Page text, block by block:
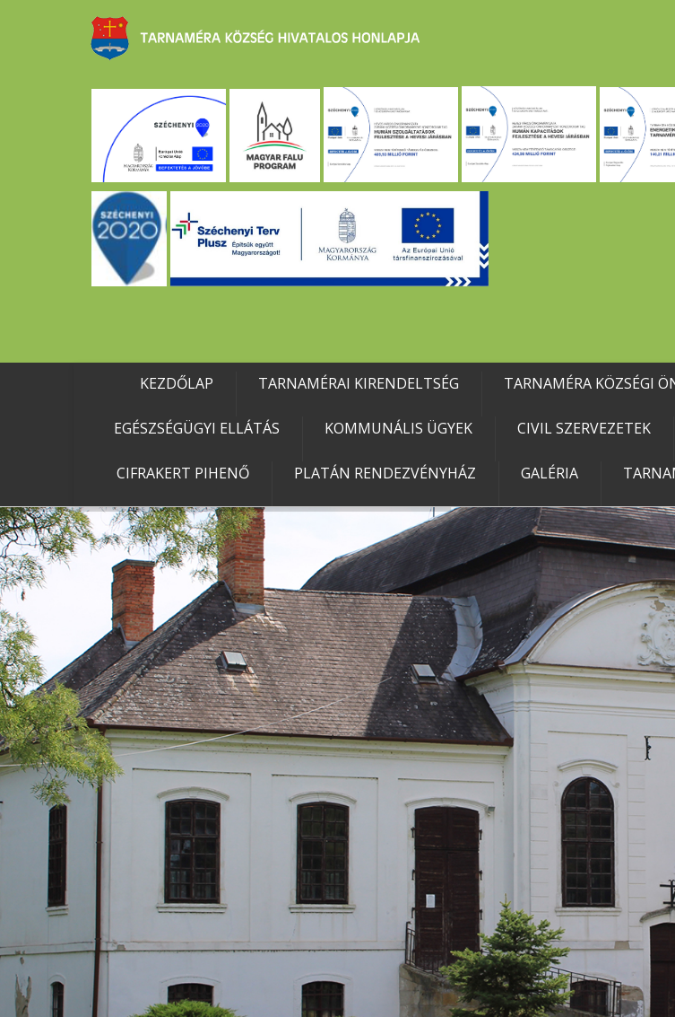
KEZDŐLAP TARNAMÉRAI KIRENDELTSÉG TARNAMÉRA KÖZSÉGI
EGÉSZSÉGÜGYI ELLÁTÁS KOMMUNÁLIS ÜGYEK CIVIL SZERVEZETEK
CIFRAKERT PIHENŐ PLATÁN RENDEZVÉNYHÁZ GALÉRIA